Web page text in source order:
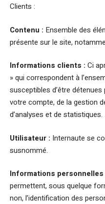
Clients :
Contenu : Ensemble des
présente sur le site,
Informations clients : Ci
» qui correspondent à
susceptibles d’être
votre compte, de la gestion
d’analyses et de statistiques.
Utilisateur : Internaute se
susnommé.
Informations personnelles
permettent, sous quelque
non, l’identification des